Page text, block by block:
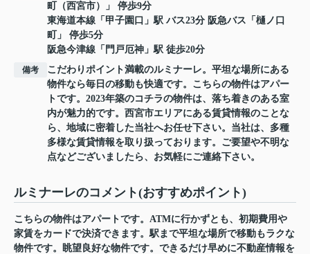
町（西宮市）」 停歩9分
東海道本線 「 甲子園口 」駅 バス23分 阪急バス「樋ノ口
町」 停歩5分
阪急今津線 「 門戸厄神 」駅 徒歩20分
備考
こだわりポイント満載のルミナーレ。平坦な場所にある
物件なら毎日の移動も快適です。こちらの物件はアパー
トです。2023年築のコチラの物件は、落ち着きのある室
内が魅力的です。西宮市エリアにある賃貸情報のことな
ら、地域に密着した当社へお任せ下さい。当社は、多種
多様な賃貸情報を取り扱っております。ご要望や不明な
点などございましたら、お気軽にご連絡下さい。
ルミナーレのコメント(おすすめポイント)
こちらの物件はアパートです。ATMに行かずとも、初期費用や
家賃をカードで決済できます。駅まで平坦な場所で移動もラクな
物件です。眺望良好な物件です。できるだけ早めに不動産情報を